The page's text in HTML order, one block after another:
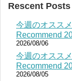
Rescent Posts
今週のオスス
Recommend
2026/08/06
今週のオスス
Recommend
2026/08/05